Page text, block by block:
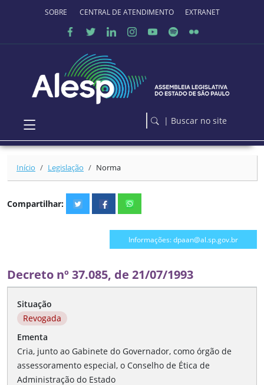
Ir para o conteúdo principal
SOBRE O PORTALCENTRAL DE ATENDIMENTO EXTRANET
| Buscar no site
Início Legislação Norma
Compartilhar:
Informações: dpaan@al.sp.gov.br
Decreto nº 37.085, de 21/07/1993
Situação
Revogada
Ementa
Cria, junto ao Gabinete do Governador, como órgão de
assessoramento especial, o Conselho de Ética de
Administração do Estado